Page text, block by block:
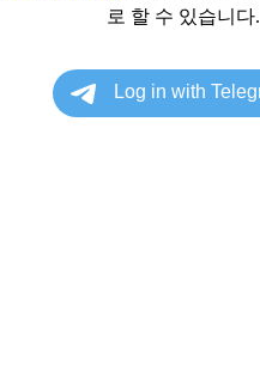
로 할 수 있습니다.